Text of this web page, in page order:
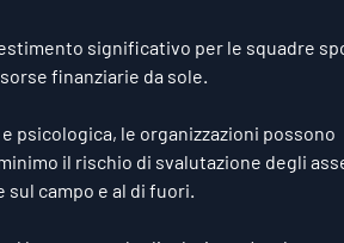
significativo per le squadre
finanziarie da sole.
psicologica, le organizzazioni possono
il rischio di svalutazione degli
campo e al di fuori.